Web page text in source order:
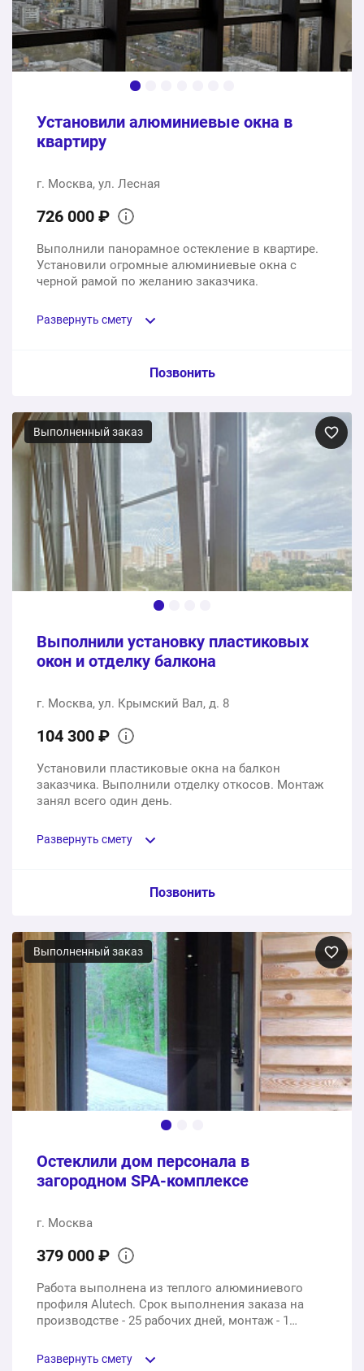
Общая стоимость: 142000 ₽
Установили алюминиевые окна в
квартиру
г. Москва, ул. Лесная
726 000 ₽
Выполнили панорамное остекление в квартире.
Установили огромные алюминиевые окна с
черной рамой по желанию заказчика.
Развернуть смету
Пункт сметы / Ед. изм. / Цена
Панорамные алюминиевые окна
1 шт. 726000 ₽
Общая стоимость: 726000 ₽
Позвонить
Выполненный заказ
Выполнили установку пластиковых
окон и отделку балкона
г. Москва, ул. Крымский Вал, д. 8
104 300 ₽
Установили пластиковые окна на балкон
заказчика. Выполнили отделку откосов. Монтаж
занял всего один день.
Развернуть смету
Пункт сметы / Ед. изм. / Цена
Пластиковые окна на балкон, установка
подоконника, отделка откосов
Общая стоимость: 104300 ₽
Позвонить
Выполненный заказ
Остеклили дом персонала в
загородном SPA-комплексе
г. Москва
379 000 ₽
Работа выполнена из теплого алюминиевого
профиля Alutech. Срок выполнения заказа на
производстве - 25 рабочих дней, монтаж - 1
Развернуть смету